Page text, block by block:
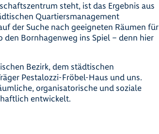
steht, ist das Ergebnis aus
Quartiersmanagement
der Suche nach geeigneten Räumen für
Bornhagenweg ins Spiel – denn hier
Bezirk, dem städtischen
Pestalozzi-Fröbel-Haus und uns.
organisatorische und soziale
entwickelt.